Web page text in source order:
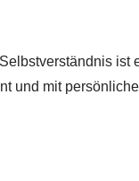
ist
und mit